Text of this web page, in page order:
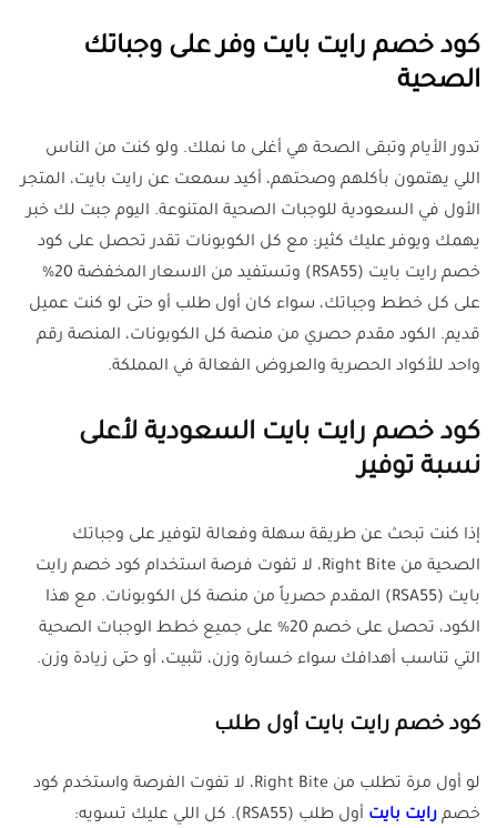
كود خصم رايت بايت وفر على وجباتك
الصحية
تدور الأيام وتبقى الصحة هي أغلى ما نملك. ولو كنت من الناس
اللي يهتمون بأكلهم وصحتهم، أكيد سمعت عن رايت بايت، المتجر
الأول في السعودية للوجبات الصحية المتنوعة. اليوم جبت لك خبر
يهمك ويوفر عليك كثير: مع كل الكوبونات تقدر تحصل على كود
خصم رايت بايت (RSA55) وتستفيد من الاسعار المخفضة 20%
على كل خطط وجباتك، سواء كان أول طلب أو حتى لو كنت عميل
قديم. الكود مقدم حصري من منصة كل الكوبونات، المنصة رقم
واحد للأكواد الحصرية والعروض الفعالة في المملكة.
كود خصم رايت بايت السعودية لأعلى
نسبة توفير
إذا كنت تبحث عن طريقة سهلة وفعالة لتوفير على وجباتك
الصحية من Right Bite، لا تفوت فرصة استخدام كود خصم رايت
بايت (RSA55) المقدم حصرياً من منصة كل الكوبونات. مع هذا
الكود، تحصل على خصم 20% على جميع خطط الوجبات الصحية
التي تناسب أهدافك سواء خسارة وزن، تثبيت، أو حتى زيادة وزن.
كود خصم رايت بايت أول طلب
لو أول مرة تطلب من Right Bite، لا تفوت الفرصة واستخدم كود
خصم رايت بايت أول طلب (RSA55). كل اللي عليك تسويه: